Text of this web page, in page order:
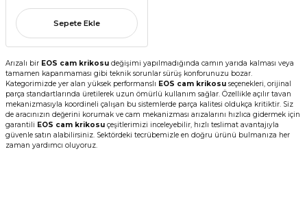
Sepete Ekle
Arızalı bir EOS cam krikosu değişimi yapılmadığında camın yarıda kalması veya
tamamen kapanmaması gibi teknik sorunlar sürüş konforunuzu bozar.
Kategorimizde yer alan yüksek performanslı EOS cam krikosu seçenekleri, orijinal
parça standartlarında üretilerek uzun ömürlü kullanım sağlar. Özellikle açılır tavan
mekanizmasıyla koordineli çalışan bu sistemlerde parça kalitesi oldukça kritiktir. Siz
de aracınızın değerini korumak ve cam mekanizması arızalarını hızlıca gidermek için
garantili EOS cam krikosu çeşitlerimizi inceleyebilir, hızlı teslimat avantajıyla
güvenle satın alabilirsiniz. Sektördeki tecrübemizle en doğru ürünü bulmanıza her
zaman yardımcı oluyoruz.